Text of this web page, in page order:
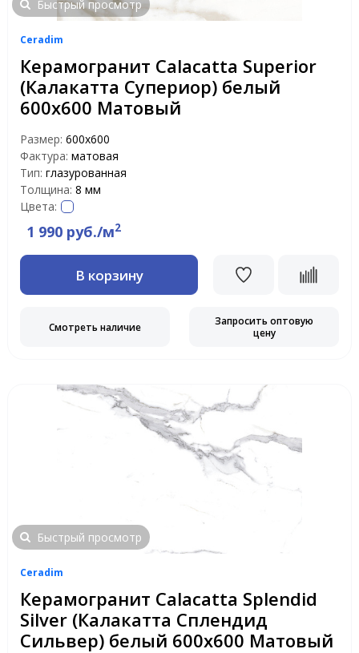
Быстрый просмотр
Ceradim
Керамогранит Calacatta Superior
(Калакатта Супериор) белый
600х600 Матовый
Размер: 600х600
Фактура: матовая
Тип: глазурованная
Толщина: 8 мм
Цвета:
1 990 руб./м2
В корзину
Смотреть наличие
Запросить оптовую
цену
Быстрый просмотр
Ceradim
Керамогранит Calacatta Splendid
Silver (Калакатта Сплендид
Сильвер) белый 600х600 Матовый